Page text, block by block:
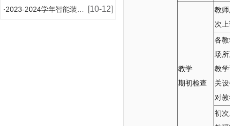
[10-12]
·2023-2024学年智能装备技术学院国家奖学金评
教学
期初检查
教
次
各
场
教
关
对
初